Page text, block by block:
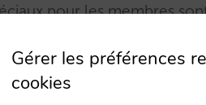
pour les membres
ces 60% de clients
quelque chose qui ne
Gérer les préférences
cookies